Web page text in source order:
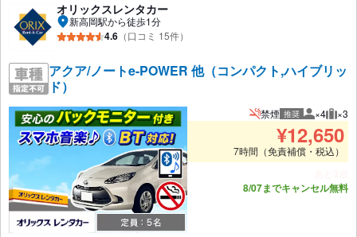
オリックスレンタカー
新高岡駅から徒歩1分
4.6 （口コミ 15件）
アクア/ノートe-POWER 他（コンパクト,ハイブリッ
ド）
禁煙 推奨 推奨人数
×4 推
×3
¥12,650
7時間（免責補償・税込）
8/07までキャンセル無料